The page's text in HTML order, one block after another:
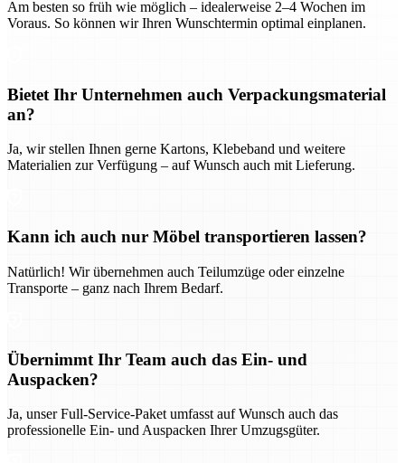
Am besten so früh wie möglich – idealerweise 2–4 Wochen im
Voraus. So können wir Ihren Wunschtermin optimal einplanen.
Bietet Ihr Unternehmen auch Verpackungsmaterial
an?
Ja, wir stellen Ihnen gerne Kartons, Klebeband und weitere
Materialien zur Verfügung – auf Wunsch auch mit Lieferung.
Kann ich auch nur Möbel transportieren lassen?
Natürlich! Wir übernehmen auch Teilumzüge oder einzelne
Transporte – ganz nach Ihrem Bedarf.
Übernimmt Ihr Team auch das Ein- und
Auspacken?
Ja, unser Full-Service-Paket umfasst auf Wunsch auch das
professionelle Ein- und Auspacken Ihrer Umzugsgüter.